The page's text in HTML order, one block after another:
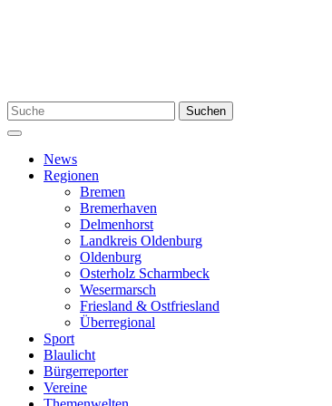
Suchen
nach:
Suchen
Menü
News
Regionen
Bremen
Bremerhaven
Delmenhorst
Landkreis Oldenburg
Oldenburg
Osterholz Scharmbeck
Wesermarsch
Friesland & Ostfriesland
Überregional
Sport
Blaulicht
Bürgerreporter
Vereine